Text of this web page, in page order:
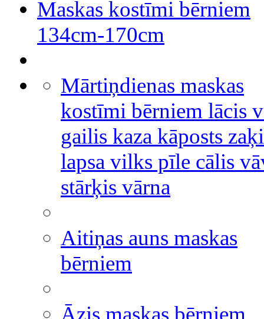
Maskas kostīmi bērniem
134cm-170cm
Mārtiņdienas maskas
kostīmi bērniem lācis
gailis kaza kāposts
lapsa vilks pīle cālis
stārķis vārna
Aitiņas auns maskas
bērniem
Āzis maskas bērniem